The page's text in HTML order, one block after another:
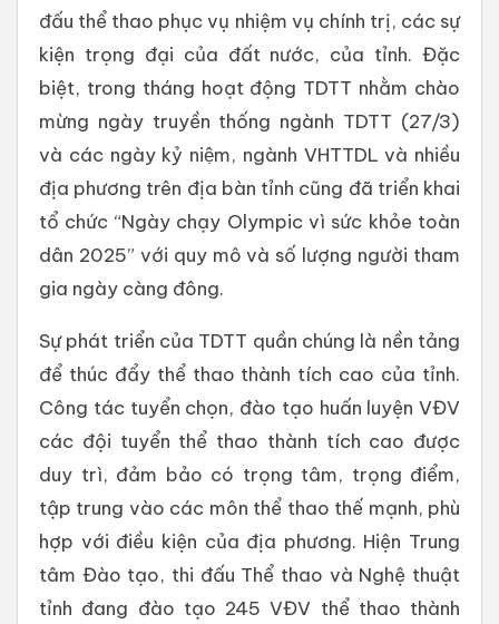
đấu thể thao phục vụ nhiệm vụ chính trị, các sự
kiện trọng đại của đất nước, của tỉnh. Đặc
biệt, trong tháng hoạt động TDTT nhằm chào
mừng ngày truyền thống ngành TDTT (27/3)
và các ngày kỷ niệm, ngành VHTTDL và nhiều
địa phương trên địa bàn tỉnh cũng đã triển khai
tổ chức “Ngày chạy Olympic vì sức khỏe toàn
dân 2025” với quy mô và số lượng người tham
gia ngày càng đông.
Sự phát triển của TDTT quần chúng là nền tảng
để thúc đẩy thể thao thành tích cao của tỉnh.
Công tác tuyển chọn, đào tạo huấn luyện VĐV
các đội tuyển thể thao thành tích cao được
duy trì, đảm bảo có trọng tâm, trọng điểm,
tập trung vào các môn thể thao thế mạnh, phù
hợp với điều kiện của địa phương. Hiện Trung
tâm Đào tạo, thi đấu Thể thao và Nghệ thuật
tỉnh đang đào tạo 245 VĐV thể thao thành